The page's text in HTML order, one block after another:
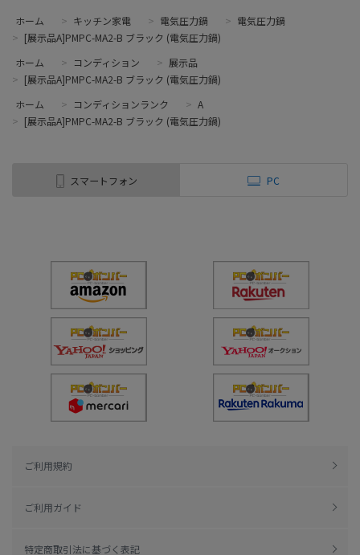
ホーム > キッチン家電 > 電気圧力鍋 > 電気圧力鍋
> [展示品A]PMPC-MA2-B ブラック (電気圧力鍋)
ホーム
> コンディション > 展示品
> [展示品A]PMPC-MA2-B ブラック (電気圧力鍋)
ホーム
> コンディションランク > A
> [展示品A]PMPC-MA2-B ブラック (電気圧力鍋)
スマートフォン PC
ご利用規約
ご利用ガイド
特定商取引法に基づく表記